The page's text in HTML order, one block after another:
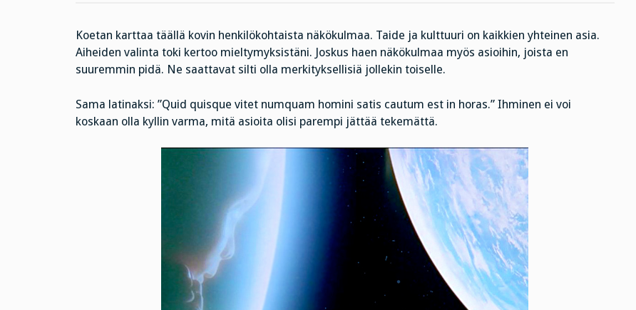
Koetan karttaa täällä kovin henkilökohtaista näkökulmaa. Taide ja kulttuuri on kaikkien yhteinen asia.
Aiheiden valinta toki kertoo mieltymyksistäni. Joskus haen näkökulmaa myös asioihin, joista en
suuremmin pidä. Ne saattavat silti olla merkityksellisiä jollekin toiselle.
Sama latinaksi: ”Quid quisque vitet numquam homini satis cautum est in horas.” Ihminen ei voi
koskaan olla kyllin varma, mitä asioita olisi parempi jättää tekemättä.